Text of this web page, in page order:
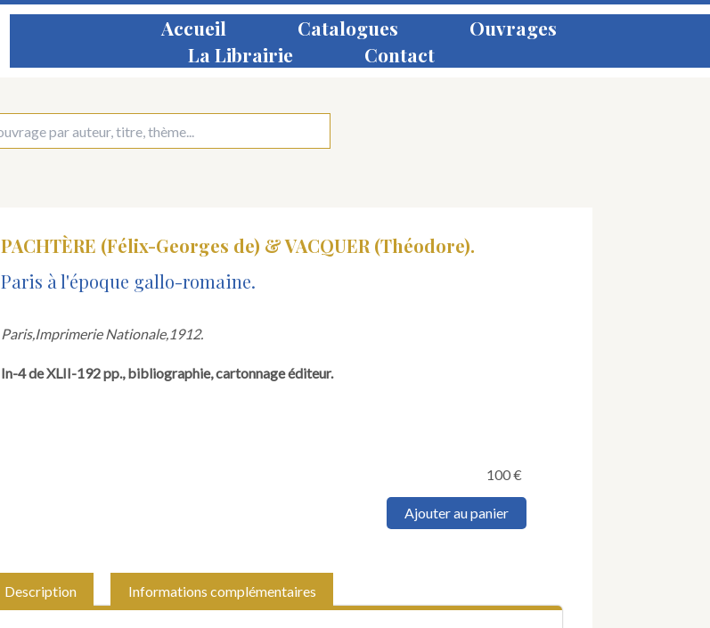
Accueil Catalogues
Ouvrages
La Librairie
Contact
PACHTÈRE (Félix-Georges de) & VACQUER (Théodore).
Paris à l'époque gallo-romaine.
Paris,Imprimerie Nationale, 1912.
In-4 de XLII-192 pp., bibliographie, cartonnage éditeur.
100€
quantité
&
Ajouter au panier
Description Informations complémentaires